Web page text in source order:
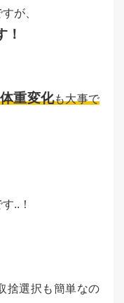
が、
！
体重変化も大事で
..！
捨選択も簡単なの